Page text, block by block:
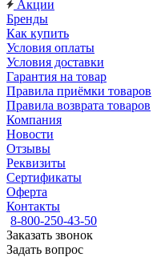
Акции
Бренды
Как купить
Условия оплаты
Условия доставки
Гарантия на товар
Правила приёмки товаров
Правила возврата товаров
Компания
Новости
Отзывы
Реквизиты
Сертификаты
Оферта
Контакты
8-800-250-43-50
Заказать звонок
Задать вопрос